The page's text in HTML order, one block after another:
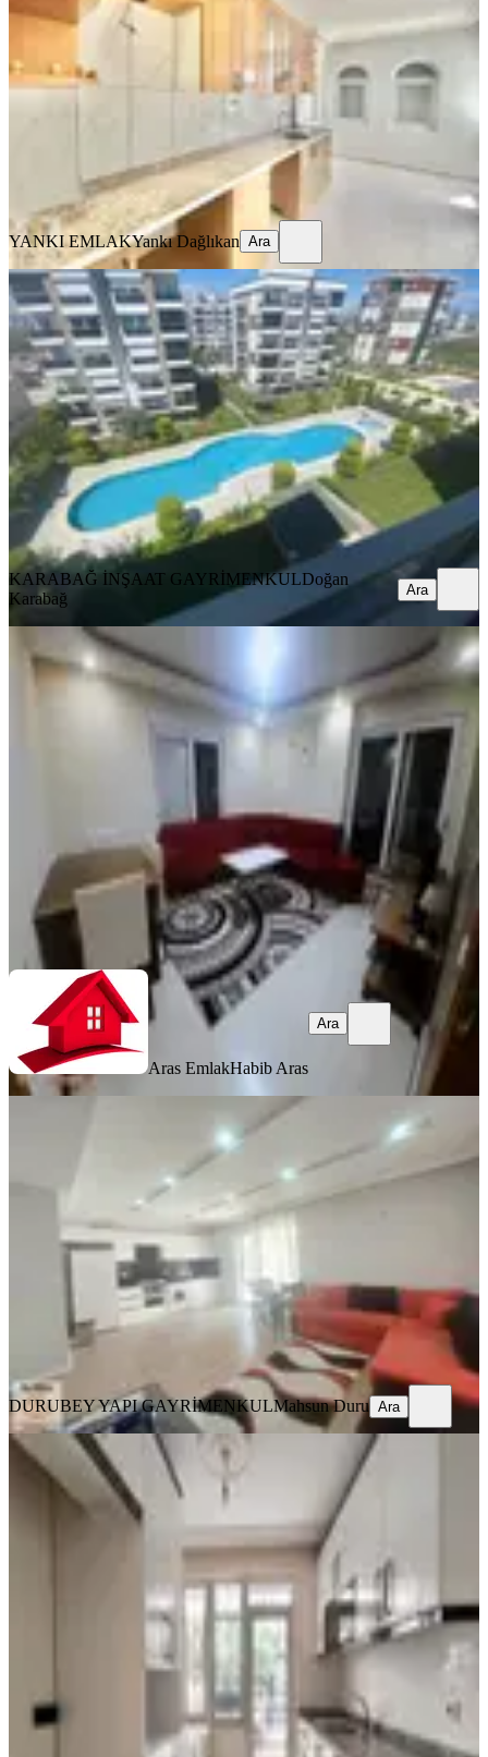
Kepez, Aktoprak Mahallesi
2. Kat · 07.08.2026
YANKI EMLAKYankı Dağlıkan
YANKI EMLAKYankı Dağlıkan Ara
YENİ
Karabağ'dan ! Vita Göksu'da Lüx
Site İçi Arakat Kiralık 3+1
Kepez, Göksu Mahallesi
3+1·140 m²·4. Kat· 07.08.2026
42.000 ₺
KARABAĞ İNŞAAT GAYRİMENKULDoğan Karabağ
Ara
KARABAĞ İNŞAAT GAYRİMENKULDoğan
Karabağ
Ara
Full Yeni Eşyalı Tramvay Yanı
Asansörlü 2+1 Katta
Kepez, Demirel Mahallesi
29.000 ₺
Aras Emlak Habib Aras
Ara
Aras EmlakHabib Aras
Ara
Kuzeyyaka Mh. 1+1 60m2 Y.giriş Full
Eşyalı Kiralık Daire
Kepez, Kuzeyyaka Mahallesi
60 m² Yüksek giriş
25.000 ₺
DURUBEY YAPI GAYRİMENKUL Mahsun Duru
DURUBEY YAPI GAYRİMENKULMahsun Duru Ara
YENİ
Kanal Mahallesi'nde İçi Yenilenmiş
2+1 Kiralık Daire
Kepez, Kanal Mahallesi
75 m²·Düz Giriş (Zemin) 07.08.2026
22.000 ₺
Realty Primex Bayram Sarı